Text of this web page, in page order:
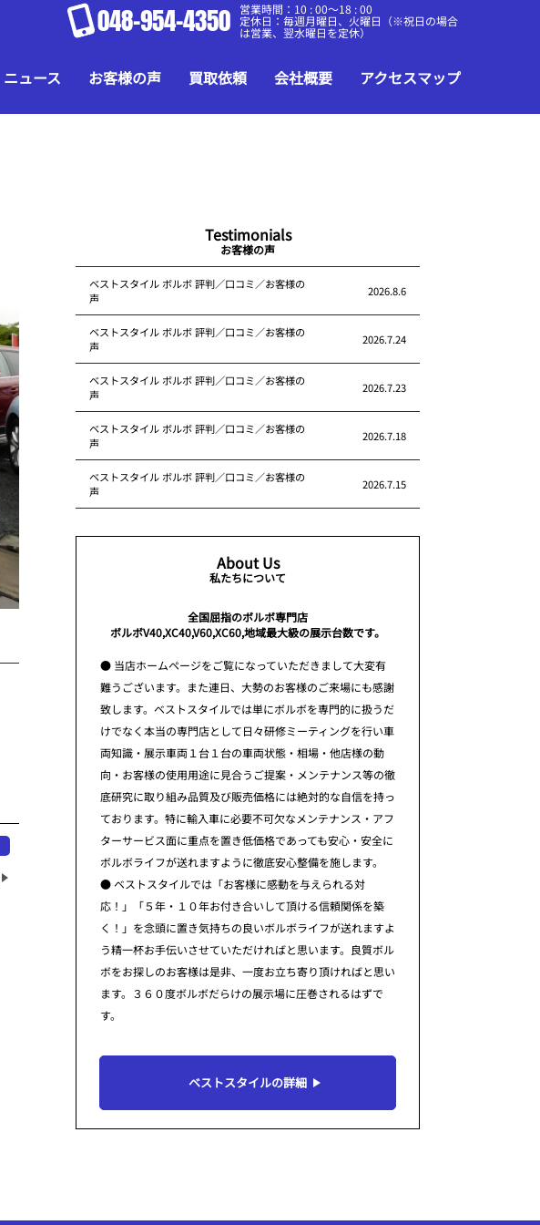
048-954-4350 営業時間：10 : 00～18 : 00
定休日：毎週月曜日、火曜日（※祝日の場合
は営業、翌水曜日を定休）
ニュース お客様の声 買取依頼 会社概要 アクセスマップ
Testimonials
お客様の声
ベストスタイル ボルボ 評判／口コミ／お客様の
声
2026.8.6
ベストスタイル ボルボ 評判／口コミ／お客様の
声
2026.7.24
ベストスタイル ボルボ 評判／口コミ／お客様の
声
2026.7.23
ベストスタイル ボルボ 評判／口コミ／お客様の
声
2026.7.18
ベストスタイル ボルボ 評判／口コミ／お客様の
声
2026.7.15
About Us
私たちについて
全国屈指のボルボ専門店
ボルボV40,XC40,V60,XC60,地域最大級の展示台数です。
● 当店ホームページをご覧になっていただきまして大変有
難うございます。また連日、大勢のお客様のご来場にも感謝
致します。ベストスタイルでは単にボルボを専門的に扱うだ
けでなく本当の専門店として日々研修ミーティングを行い車
両知識・展示車両１台１台の車両状態・相場・他店様の動
向・お客様の使用用途に見合うご提案・メンテナンス等の徹
底研究に取り組み品質及び販売価格には絶対的な自信を持っ
ております。特に輸入車に必要不可欠なメンテナンス・アフ
ターサービス面に重点を置き低価格であっても安心・安全に
ボルボライフが送れますように徹底安心整備を施します。
● ベストスタイルでは「お客様に感動を与えられる対
応！」「５年・１０年お付き合いして頂ける信頼関係を築
く！」を念頭に置き気持ちの良いボルボライフが送れますよ
う精一杯お手伝いさせていただければと思います。良質ボル
ボをお探しのお客様は是非、一度お立ち寄り頂ければと思い
ます。３６０度ボルボだらけの展示場に圧巻されるはずで
す。
ベストスタイルの詳細